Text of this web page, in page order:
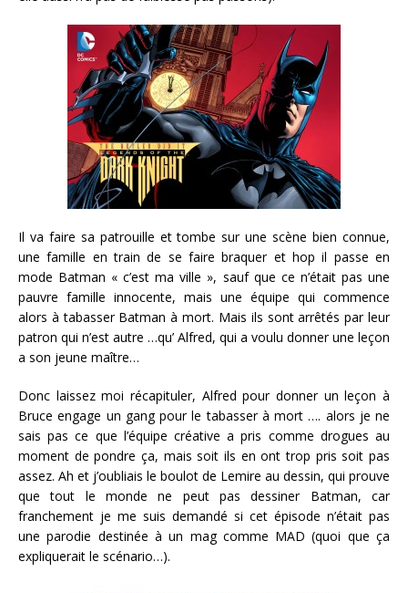
Il va faire sa patrouille et tombe sur une scène bien connue,
une famille en train de se faire braquer et hop il passe en
mode Batman « c’est ma ville », sauf que ce n’était pas une
pauvre famille innocente, mais une équipe qui commence
alors à tabasser Batman à mort. Mais ils sont arrêtés par leur
patron qui n’est autre …qu’ Alfred, qui a voulu donner une leçon
a son jeune maître…
Donc laissez moi récapituler, Alfred pour donner un leçon à
Bruce engage un gang pour le tabasser à mort …. alors je ne
sais pas ce que l’équipe créative a pris comme drogues au
moment de pondre ça, mais soit ils en ont trop pris soit pas
assez. Ah et j’oubliais le boulot de Lemire au dessin, qui prouve
que tout le monde ne peut pas dessiner Batman, car
franchement je me suis demandé si cet épisode n’était pas
une parodie destinée à un mag comme MAD (quoi que ça
expliquerait le scénario…).